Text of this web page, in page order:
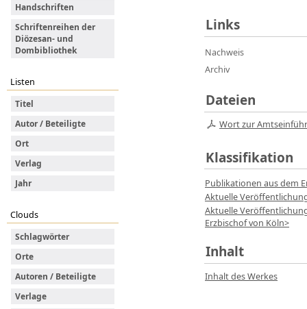
Handschriften
Schriftenreihen der
Diözesan- und
Dombibliothek
Listen
Titel
Autor / Beteiligte
Ort
Verlag
Jahr
Clouds
Schlagwörter
Orte
Autoren / Beteiligte
Verlage
Links
Nachweis
Archiv
Dateien
Wort zur
Klassifikation
Publikationen aus dem
Aktuelle
Aktuelle
Erzbischof von Köln>
Inhalt
Inhalt des Werkes